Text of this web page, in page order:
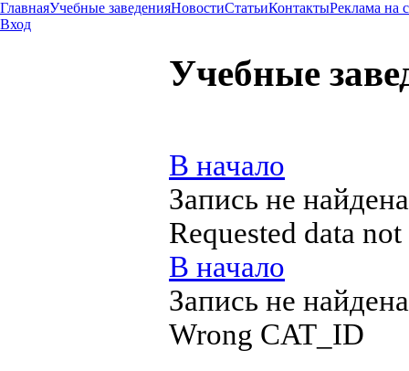
ГлавнаяУчебные заведенияНовостиСтатьиКонтактыРеклама на
Вход
Учебные
В начало
Запись не найдена
Requested data
В начало
Запись не найдена
Wrong CAT_ID